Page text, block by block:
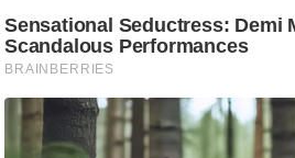
ट
न
ल
फि